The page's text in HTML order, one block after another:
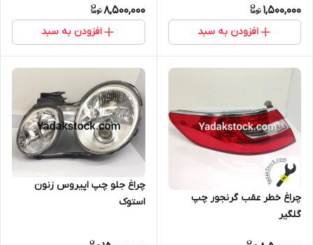
1,500,000
افزودن به سبد
8,500,000
افزودن به سبد
چراغ خطر عقب گرنجور چپ
گلگیر
چراغ جلو چپ اپیروس زنون
استوک